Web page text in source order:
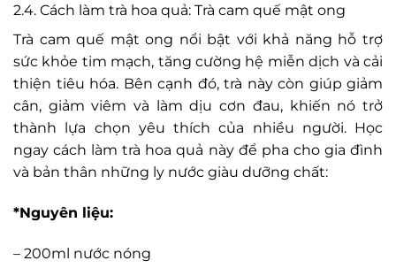
2.4. Cách làm trà hoa quả: Trà cam quế mật ong
Trà cam quế mật ong nổi bật với khả năng hỗ trợ
sức khỏe tim mạch, tăng cường hệ miễn dịch và cải
thiện tiêu hóa. Bên cạnh đó, trà này còn giúp giảm
cân, giảm viêm và làm dịu cơn đau, khiến nó trở
thành lựa chọn yêu thích của nhiều người. Học
ngay cách làm trà hoa quả này để pha cho gia đình
và bản thân những ly nước giàu dưỡng chất:
*Nguyên liệu:
– 200ml nước nóng